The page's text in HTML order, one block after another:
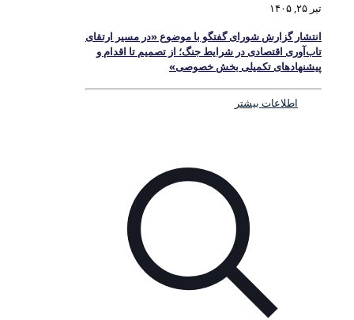
تیر ۲۵, ۱۴۰۵
انتشار گزارش شورای گفتگو با موضوع «در مسیر ارتقای
تاب‌آوری اقتصادی در شرایط جنگ؛ از تصمیم تا اقدام و
پیشنهادهای تکمیلی بخش خصوصی»
اطلاعات بیشتر